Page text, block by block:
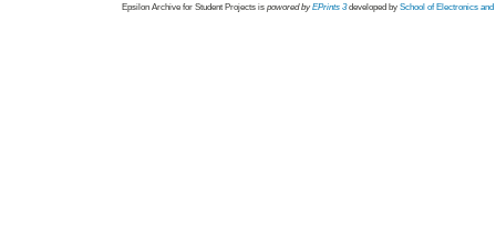
Epsilon Archive for Student Projects is powored byEPrints 3 developed by School of Electronics